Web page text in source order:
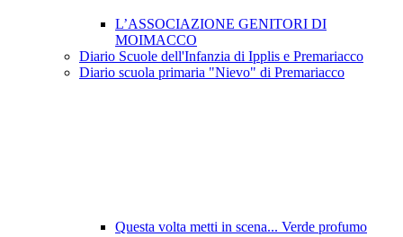
L’ASSOCIAZIONE GENITORI DI
MOIMACCO
Diario Scuole dell'Infanzia di Ipplis e Premariacco
Diario scuola primaria "Nievo" di Premariacco
Questa volta metti in scena... Verde profumo